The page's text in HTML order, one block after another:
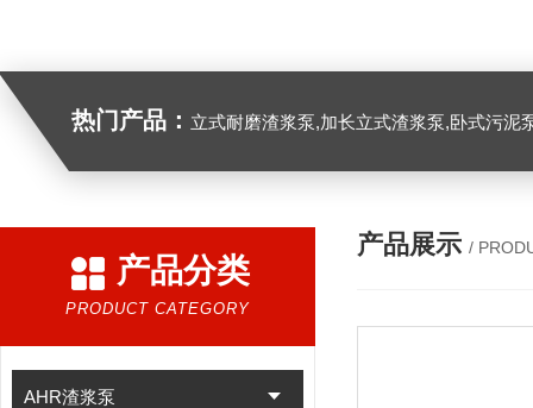
热门产品： 立式耐磨渣浆泵,加长立式渣浆泵,卧式污泥
产品分类
PRODUCT CATEGORY
AHR渣浆泵
产品展示 /